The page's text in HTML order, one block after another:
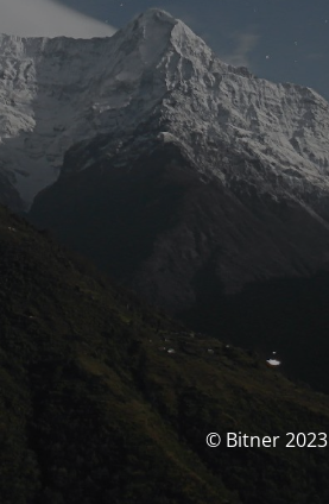
© Bitner 2023